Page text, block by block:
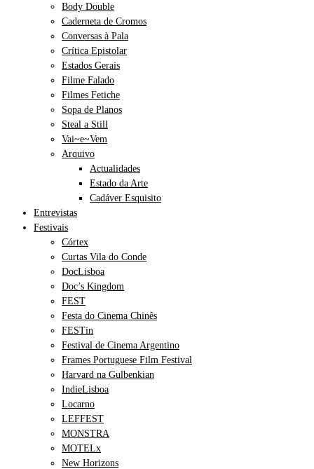
Body Double
Caderneta de Cromos
Conversas à Pala
Crítica Epistolar
Estados Gerais
Filme Falado
Filmes Fetiche
Sopa de Planos
Steal a Still
Vai~e~Vem
Arquivo
Actualidades
Estado da Arte
Cadáver Esquisito
Entrevistas
Festivais
Córtex
Curtas Vila do Conde
DocLisboa
Doc’s Kingdom
FEST
Festa do Cinema Chinês
FESTin
Festival de Cinema Argentino
Frames Portuguese Film Festival
Harvard na Gulbenkian
IndieLisboa
Locarno
LEFFEST
MONSTRA
MOTELx
New Horizons